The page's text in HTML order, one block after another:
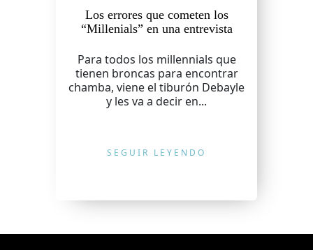
Los errores que cometen los
“Millenials” en una entrevista
Para todos los millennials que
tienen broncas para encontrar
chamba, viene el tiburón Debayle
y les va a decir en...
SEGUIR LEYENDO